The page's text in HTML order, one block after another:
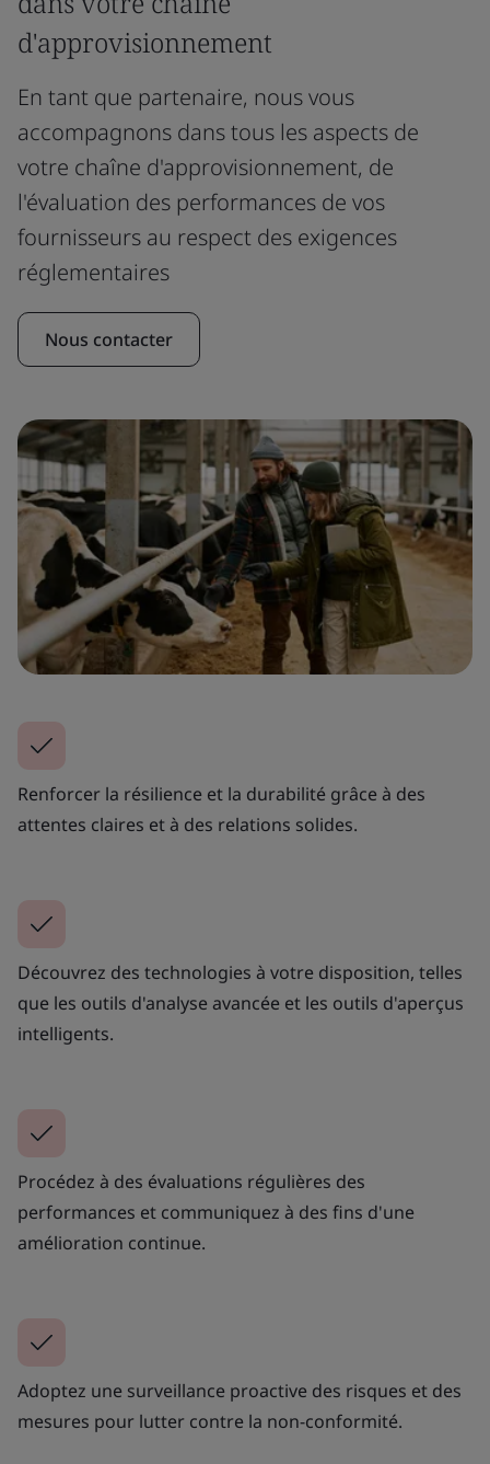
d'approvisionnement
En tant que partenaire, nous vous
accompagnons dans tous les aspects de
votre chaîne d'approvisionnement, de
l'évaluation des performances de vos
fournisseurs au respect des exigences
réglementaires
Nous contacter
Renforcer la résilience et la durabilité grâce à des
attentes claires et à des relations solides.
Découvrez des technologies à votre disposition, telles
que les outils d'analyse avancée et les outils d'aperçus
intelligents.
Procédez à des évaluations régulières des
performances et communiquez à des fins d'une
amélioration continue.
Adoptez une surveillance proactive des risques et des
mesures pour lutter contre la non-conformité.